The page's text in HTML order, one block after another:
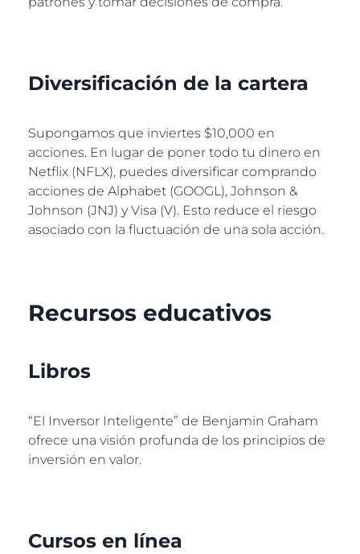
Diversificación de la cartera
Supongamos que inviertes $10,000 en
acciones. En lugar de poner todo tu dinero en
Netflix (NFLX), puedes diversificar comprando
acciones de Alphabet (GOOGL), Johnson &
Johnson (JNJ) y Visa (V). Esto reduce el riesgo
asociado con la fluctuación de una sola acción.
Recursos educativos
Libros
“El Inversor Inteligente” de Benjamin Graham
ofrece una visión profunda de los principios de
inversión en valor.
Cursos en línea